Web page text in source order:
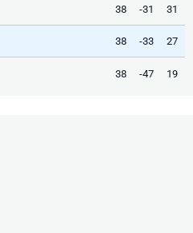
38 -31 31
38 -33 27
38 -47 19